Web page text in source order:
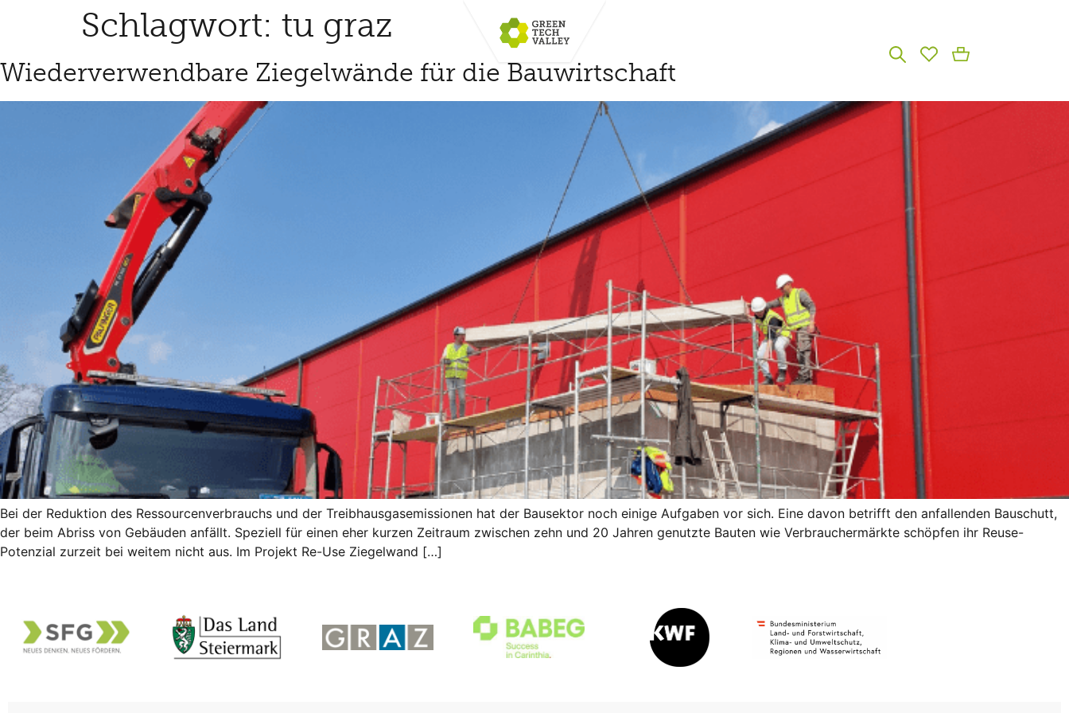
Schlagwort: tu graz
Wiederverwendbare Ziegelwände für die Bauwirtschaft
Bei der Reduktion des Ressourcenverbrauchs und der Treibhausgasemissionen hat der Bausektor noch einige Aufgaben vor sich. Eine davon betrifft den anfallenden Bauschutt,
der beim Abriss von Gebäuden anfällt. Speziell für einen eher kurzen Zeitraum zwischen zehn und 20 Jahren genutzte Bauten wie Verbrauchermärkte schöpfen ihr Reuse-
Potenzial zurzeit bei weitem nicht aus. Im Projekt Re-Use Ziegelwand […]